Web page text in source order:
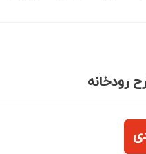
رودخانه